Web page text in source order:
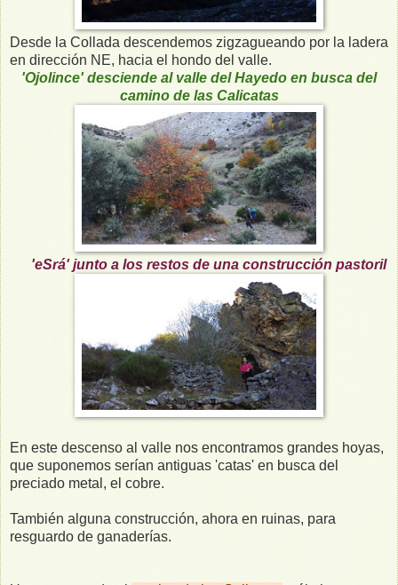
Desde la Collada descendemos zigzagueando por la ladera
en dirección NE, hacia el hondo del valle.
'Ojolince' desciende al valle del Hayedo en busca del
camino de las Calicatas
'eSrá' junto a los restos de una construcción pastoril
En este descenso al valle nos encontramos grandes hoyas,
que suponemos serían antiguas 'catas' en busca del
preciado metal, el cobre.
También alguna construcción, ahora en ruinas, para
resguardo de ganaderías.